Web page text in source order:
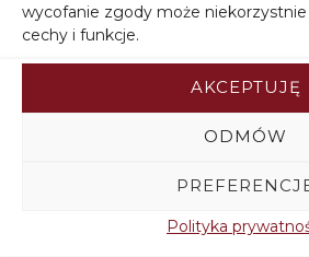
wycofanie zgody może niekorzystnie
cechy i funkcje.
AKCEPTUJĘ
ODMÓW
Polityka
Filtruj wg stanu